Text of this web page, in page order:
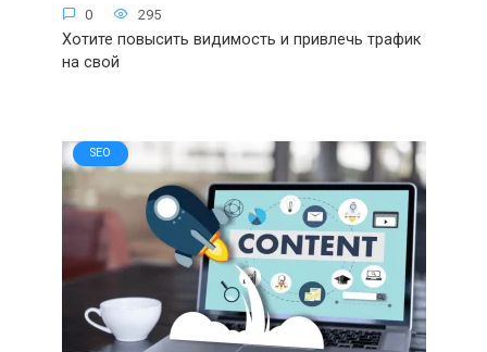
0 295
Хотите повысить видимость и привлечь трафик
на свой
SEO